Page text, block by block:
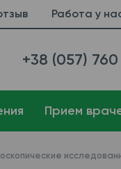
Работа у
+38 (057) 760
Прием